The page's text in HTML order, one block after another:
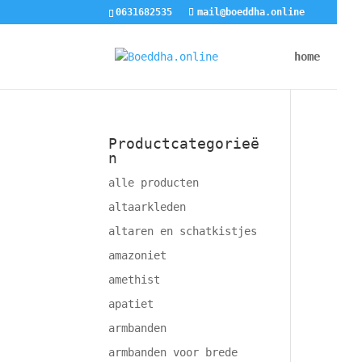
0631682535 mail@boeddha.online
home
Productcategorieë
n
alle producten
altaarkleden
altaren en schatkistjes
amazoniet
amethist
apatiet
armbanden
armbanden voor brede